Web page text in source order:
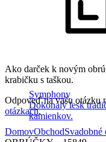
Symphony
Dokonalý lesk
kamienkov.
Ako darček k novým
krabičku s taškou.
Odpoveď na vašu otázku
otázkach.
DomovObchodSvadobné